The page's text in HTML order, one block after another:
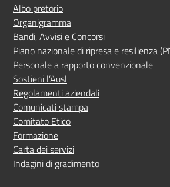
Albo pretorio
Organigramma
Bandi, Avvisi e Concorsi
Piano nazionale di ripresa e resilienza
Personale a rapporto convenzionale
Sostieni l’Ausl
Regolamenti aziendali
Comunicati stampa
Comitato Etico
Formazione
Carta dei servizi
Indagini di gradimento